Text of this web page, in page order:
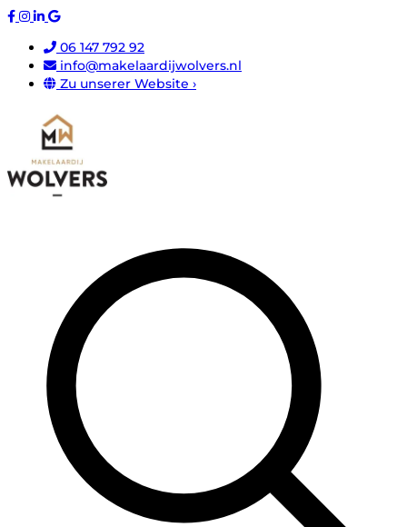
06 147 792 92
info@makelaardijwolvers.nl
Zu unserer Website ›